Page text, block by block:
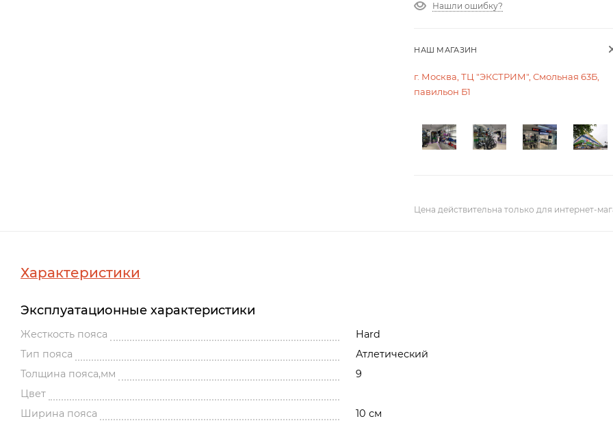
Нашли ошибку?
НАШ МАГАЗИН
г. Москва, ТЦ "ЭКСТРИМ", Смольная 63Б,
павильон Б1
Цена действительна только для интернет-
Характеристики
Эксплуатационные характеристики
Жесткость пояса
Hard
Тип пояса
Атлетический
Толщина пояса,мм
9
Цвет
Ширина пояса
10 см